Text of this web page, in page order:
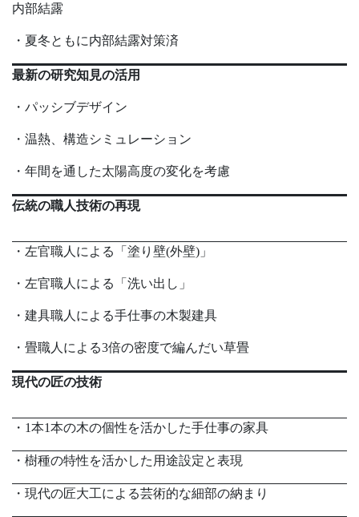
内部結露
・夏冬ともに内部結露対策済
最新の研究知見の活用
・パッシブデザイン
・温熱、構造シミュレーション
・年間を通した太陽高度の変化を考慮
伝統の職人技術の再現
・左官職人による「塗り壁(外壁)」
・左官職人による「洗い出し」
・建具職人による手仕事の木製建具
・畳職人による3倍の密度で編んだい草畳
現代の匠の技術
・1本1本の木の個性を活かした手仕事の家具
・樹種の特性を活かした用途設定と表現
・現代の匠大工による芸術的な細部の納まり